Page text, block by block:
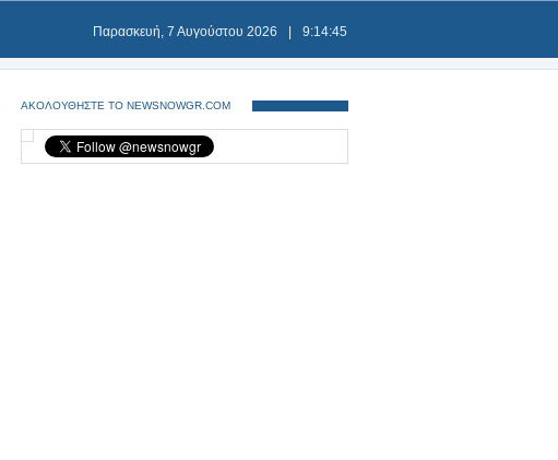
Παρασκευή, 7 Αυγούστου 2026 9:14:46
ΑΚΟΛΟΥΘΗΣΤΕ ΤΟ NEWSNOWGR.COM